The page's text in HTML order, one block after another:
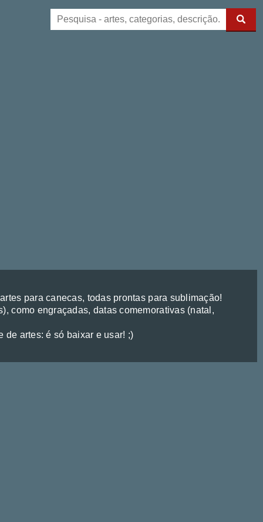
para canecas, todas prontas para sublimação!
como engraçadas, datas comemorativas (natal,
artes: é só baixar e usar! ;)